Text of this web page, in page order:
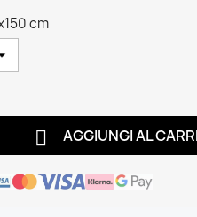
cm
 AGGIUNGI AL